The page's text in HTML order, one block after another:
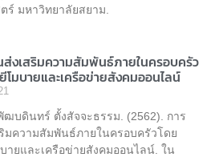
ร์ มหาวิทยาลัยสยาม.
เสริมความสัมพันธ์ภายในครอบครัว
โมบายและเครือข่ายสังคมออนไลน์
ฒบดินทร์ ตั้งสัจจะธรรม. (2562). การ
ความสัมพันธ์ภายในครอบครัวโดย
ายและเครือข่ายสังคมออนไลน์. ใน